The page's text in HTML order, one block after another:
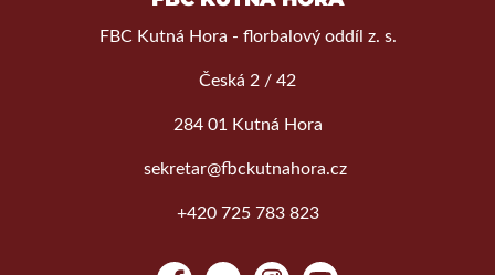
FBC Kutná Hora - florbalový oddíl z. s.
Česká 2 / 42
284 01 Kutná Hora
sekretar@fbckutnahora.cz
+420 725 783 823